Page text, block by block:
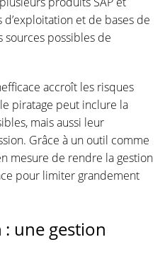
et de bases de
possibles de
accroît les risques
le piratage peut inclure la
mais aussi leur
Grâce à un outil comme
mesure de rendre la gestion
pour limiter grandement
: une gestion